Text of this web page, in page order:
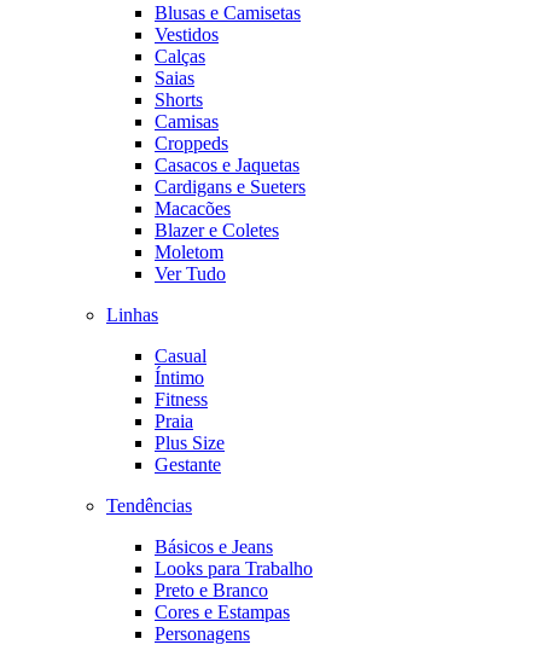
Blusas e Camisetas
Vestidos
Calças
Saias
Shorts
Camisas
Croppeds
Casacos e Jaquetas
Cardigans e Sueters
Macacões
Blazer e Coletes
Moletom
Ver Tudo
Linhas
Casual
Íntimo
Fitness
Praia
Plus Size
Gestante
Tendências
Básicos e Jeans
Looks para Trabalho
Preto e Branco
Cores e Estampas
Personagens